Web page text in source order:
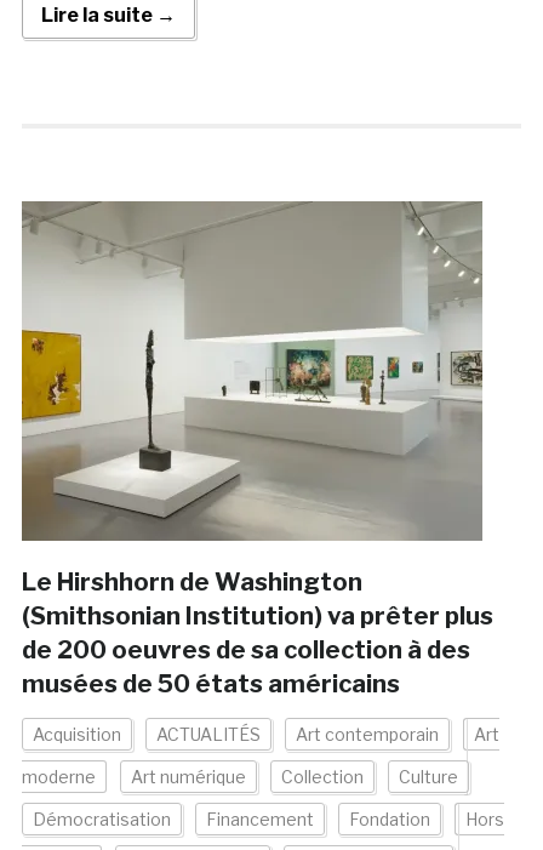
Lire la suite →
Le Hirshhorn de Washington
(Smithsonian Institution) va prêter plus
de 200 oeuvres de sa collection à des
musées de 50 états américains
Acquisition ACTUALITÉS Art contemporain Art
moderne Art numérique Collection Culture
Démocratisation Financement Fondation Hors